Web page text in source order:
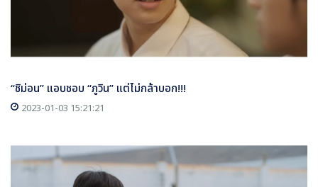
“ชิม่อน” แอบชอบ “ภูวิน” แต่ไม่กล้าบอก!!!
2023-01-03 15:21:21